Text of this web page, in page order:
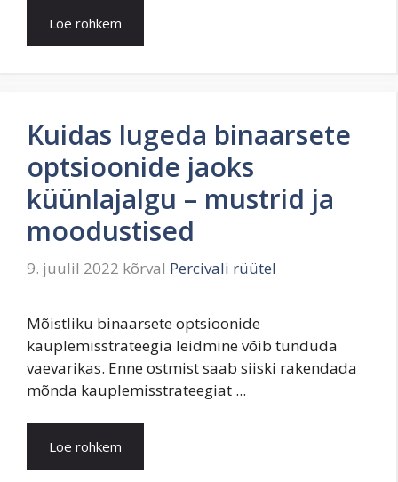
Loe rohkem
Kuidas lugeda binaarsete
optsioonide jaoks
küünlajalgu – mustrid ja
moodustised
9. juulil 2022 kõrval Percivali rüütel
Mõistliku binaarsete optsioonide
kauplemisstrateegia leidmine võib tunduda
vaevarikas. Enne ostmist saab siiski rakendada
mõnda kauplemisstrateegiat ...
Loe rohkem